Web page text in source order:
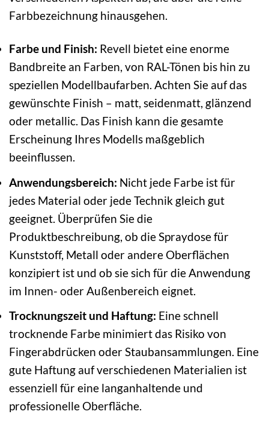
Farbbezeichnung hinausgehen.
Farbe und Finish: Revell bietet eine enorme
Bandbreite an Farben, von RAL-Tönen bis hin zu
speziellen Modellbaufarben. Achten Sie auf das
gewünschte Finish – matt, seidenmatt, glänzend
oder metallic. Das Finish kann die gesamte
Erscheinung Ihres Modells maßgeblich
beeinflussen.
Anwendungsbereich: Nicht jede Farbe ist für
jedes Material oder jede Technik gleich gut
geeignet. Überprüfen Sie die
Produktbeschreibung, ob die Spraydose für
Kunststoff, Metall oder andere Oberflächen
konzipiert ist und ob sie sich für die Anwendung
im Innen- oder Außenbereich eignet.
Trocknungszeit und Haftung: Eine schnell
trocknende Farbe minimiert das Risiko von
Fingerabdrücken oder Staubansammlungen. Eine
gute Haftung auf verschiedenen Materialien ist
essenziell für eine langanhaltende und
professionelle Oberfläche.